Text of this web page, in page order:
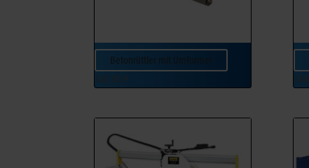
Betonrüttler mit Umformer